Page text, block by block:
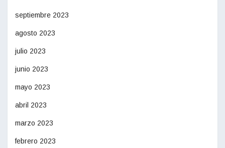
septiembre 2023
agosto 2023
julio 2023
junio 2023
mayo 2023
abril 2023
marzo 2023
febrero 2023